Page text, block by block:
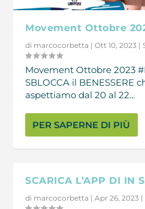
Movement Ottobre
di marcocorbetta |Ott 10, 2023 |
Movement Ottobre 2023
SBLOCCA il BENESSERE
aspettiamo dal 20 al 22...
PER SAPERNE DI PIÙ
SCARICA L’APP DI IN
di marcocorbetta |Apr 26, 2023 |